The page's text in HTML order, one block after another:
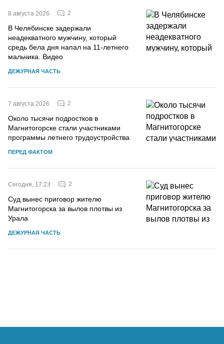
8 августа 2026 2
В Челябинске задержали
неадекватного мужчину, который
средь бела дня напал на 11-летнего
мальчика. Видео
ДЕЖУРНАЯ ЧАСТЬ
7 августа 2026 2
Около тысячи подростков в
Магнитогорске стали участниками
программы летнего трудоустройства
ПЕРЕД ФАКТОМ
Сегодня, 17:23 2
Суд вынес приговор жителю
Магнитогорска за вылов плотвы из
Урала
ДЕЖУРНАЯ ЧАСТЬ